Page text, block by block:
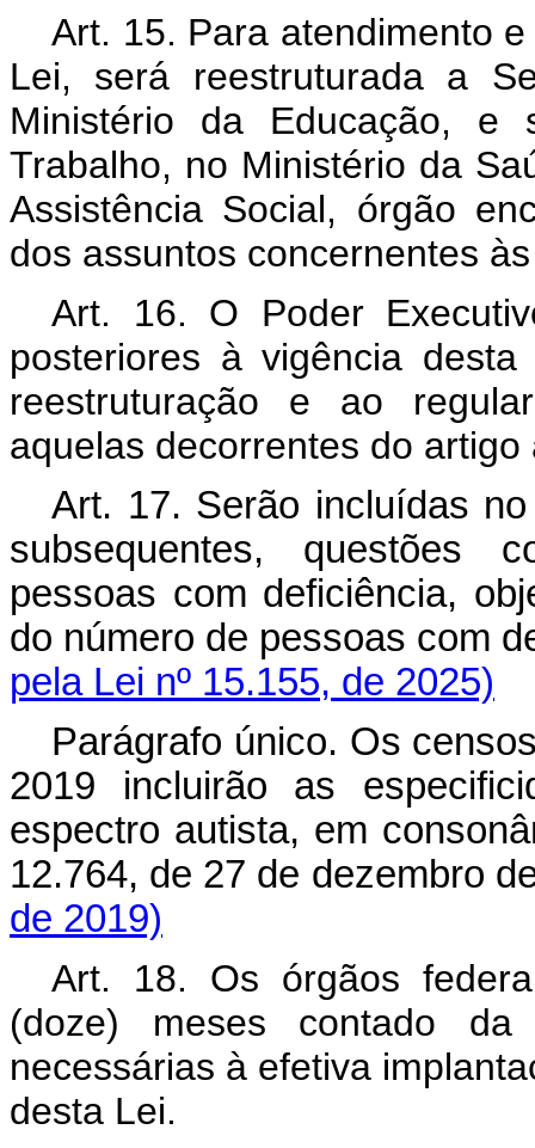
Art. 15. Para atendimento
Lei, será reestruturada a
Ministério da Educação, e
Trabalho, no Ministério da
Assistência Social, órgão
dos assuntos concernentes
Art. 16. O Poder
posteriores à vigência
reestruturação e ao
aquelas decorrentes do artigo
Art. 17. Serão incluídas
subsequentes, questões
pessoas com deficiência,
do número de pessoas
pela Lei nº 15.155, de 2025)
Parágrafo único. Os
2019 incluirão as
espectro autista, em
12.764, de 27 de dezembro
de 2019)
Art. 18. Os órgãos
(doze) meses contado
necessárias à efetiva
desta Lei.